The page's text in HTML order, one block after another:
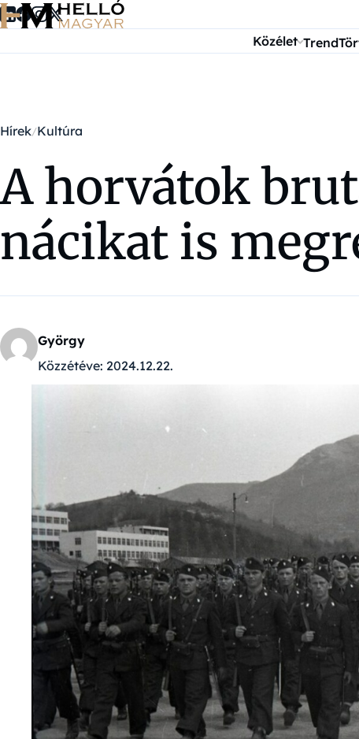
Ugrás a tartalomra
Közélet Trend
Hírek Kultúra
A horvátok
nácikat is
György
Közzétéve: 2024.12.22.